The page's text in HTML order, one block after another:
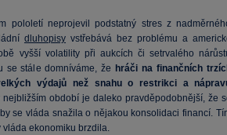
pololetí neprojevil podstatný stres z
dluhopisyvstřebává bez problému a
vyšší volatility při aukcích či setrvalého
se stále domníváme, že hráči na finančních
výdajů než snahu o restrikci a
období je daleko pravděpodobnější, že
se vláda snažila o nějakou konsolidaci financí.
ekonomiku brzdila.